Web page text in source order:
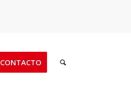
CONTACTO